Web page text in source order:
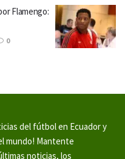
Flamengo:
0
del fútbol en Ecuador y
mundo! Mantente
noticias, los